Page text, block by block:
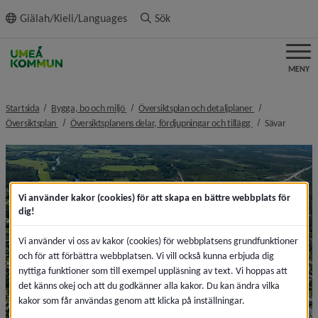
innehållet
Giälah/Kieli/Languages Sök
MENY
Startsida Bygga, bo och miljö nivå i brödsmulenavigeringen
Översiktsplan och detaljplaner nivå i
Översiktsplan nivå i brödsmulenavigeringen
Översiktsplanens delar, fördjupningar och tillägg nivå i
Sävarnivå i
Vi använder kakor (cookies) för att skapa en bättre webbplats för
dig!
Vi använder vi oss av kakor (cookies) för webbplatsens grundfunktioner
och för att förbättra webbplatsen. Vi vill också kunna erbjuda dig
nyttiga funktioner som till exempel uppläsning av text. Vi hoppas att
det känns okej och att du godkänner alla kakor. Du kan ändra vilka
kakor som får användas genom att klicka på inställningar.